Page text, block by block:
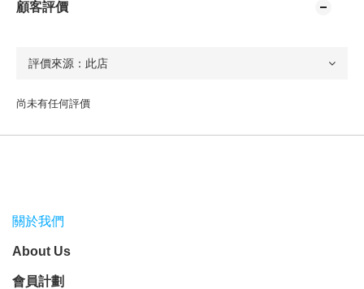
顧客評價
尚未有任何評價
關於我們
About Us
會員計劃